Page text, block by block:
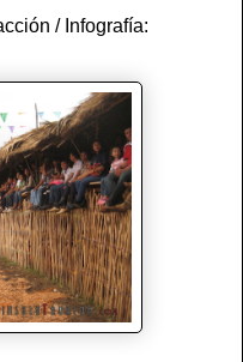
/ Infografía: